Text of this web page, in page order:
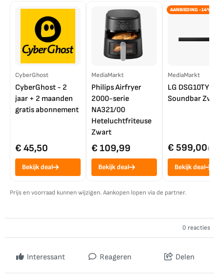
CyberGhost
CyberGhost - 2
jaar + 2 maanden
gratis abonnement
€ 45,50
Bekijk deal
MediaMarkt
Philips Airfryer
2000-serie
NA321/00
Heteluchtfriteuse
Zwart
€ 109,99
Bekijk deal
AANBIEDING -14%
MediaMarkt
LG DSG10TY
Soundbar
€ 599,00€
Bekijk deal
Prijs en voorraad kunnen wijzigen. Aankopen lopen via de partner.
0 reacties
Interessant Reageren Delen